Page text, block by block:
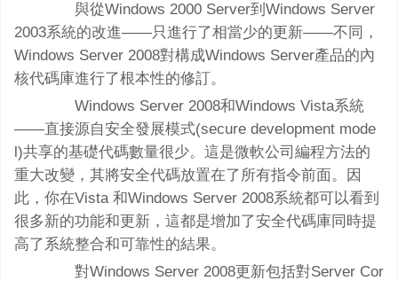
與從Windows 2000 Server到Windows Server
2003系統的改進——只進行了相當少的更新——不同，
Windows Server 2008對構成Windows Server產品的內
核代碼庫進行了根本性的修訂。
Windows Server 2008和Windows Vista系統
——直接源自安全發展模式(secure development mode
l)共享的基礎代碼數量很少。這是微軟公司編程方法的
重大改變，其將安全代碼放置在了所有指令前面。因
此，你在Vista 和Windows Server 2008系統都可以看到
很多新的功能和更新，這都是增加了安全代碼庫同時提
高了系統整合和可靠性的結果。
對Windows Server 2008更新包括對Server Cor